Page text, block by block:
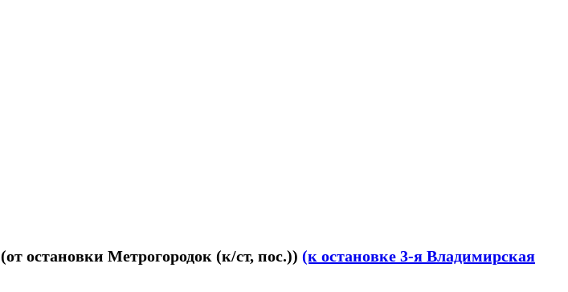
(от остановки Метрогородок (к/ст, пос.)) (к остановке 3-я Владимирская